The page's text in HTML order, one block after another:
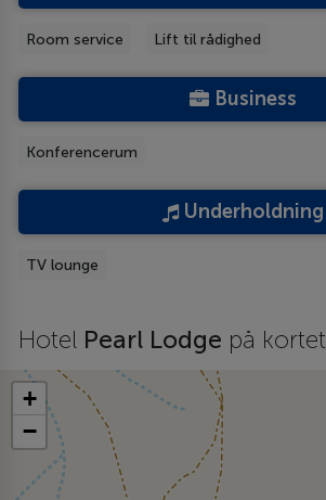
Room service Lift til rådighed
Business
Konferencerum
Underholdning
TV lounge
Hotel Pearl Lodge på kortet
+
−